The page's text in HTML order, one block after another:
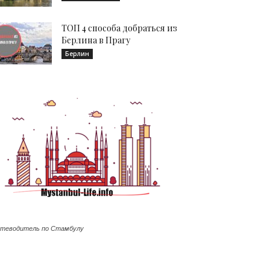
ТОП 4 способа добраться из
Берлина в Прагу
Берлин
по Стамбулу